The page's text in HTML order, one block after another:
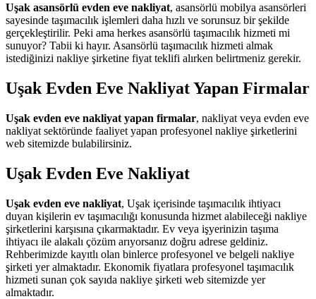
Uşak asansörlü evden eve nakliyat, asansörlü mobilya asansörleri
sayesinde taşımacılık işlemleri daha hızlı ve sorunsuz bir şekilde
gerçekleştirilir. Peki ama herkes asansörlü taşımacılık hizmeti mi
sunuyor? Tabii ki hayır. Asansörlü taşımacılık hizmeti almak
istediğinizi nakliye şirketine fiyat teklifi alırken belirtmeniz gerekir.
Uşak Evden Eve Nakliyat Yapan Firmalar
Uşak evden eve nakliyat yapan firmalar, nakliyat veya evden eve
nakliyat sektöründe faaliyet yapan profesyonel nakliye şirketlerini
web sitemizde bulabilirsiniz.
Uşak Evden Eve Nakliyat
Uşak evden eve nakliyat, Uşak içerisinde taşımacılık ihtiyacı
duyan kişilerin ev taşımacılığı konusunda hizmet alabileceği nakliye
şirketlerini karşısına çıkarmaktadır. Ev veya işyerinizin taşıma
ihtiyacı ile alakalı çözüm arıyorsanız doğru adrese geldiniz.
Rehberimizde kayıtlı olan binlerce profesyonel ve belgeli nakliye
şirketi yer almaktadır. Ekonomik fiyatlara profesyonel taşımacılık
hizmeti sunan çok sayıda nakliye şirketi web sitemizde yer
almaktadır.